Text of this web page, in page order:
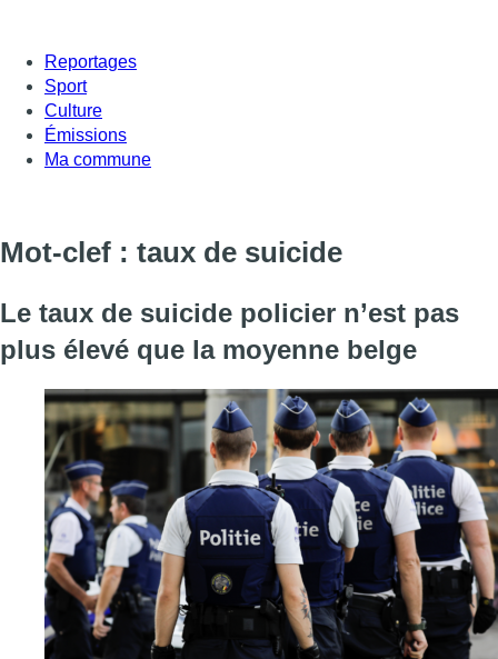
Reportages
Sport
Culture
Émissions
Ma commune
Mot-clef : taux de suicide
Le taux de suicide policier n’est pas
plus élevé que la moyenne belge